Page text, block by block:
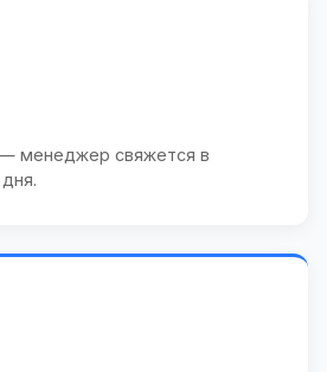
менеджер свяжется в